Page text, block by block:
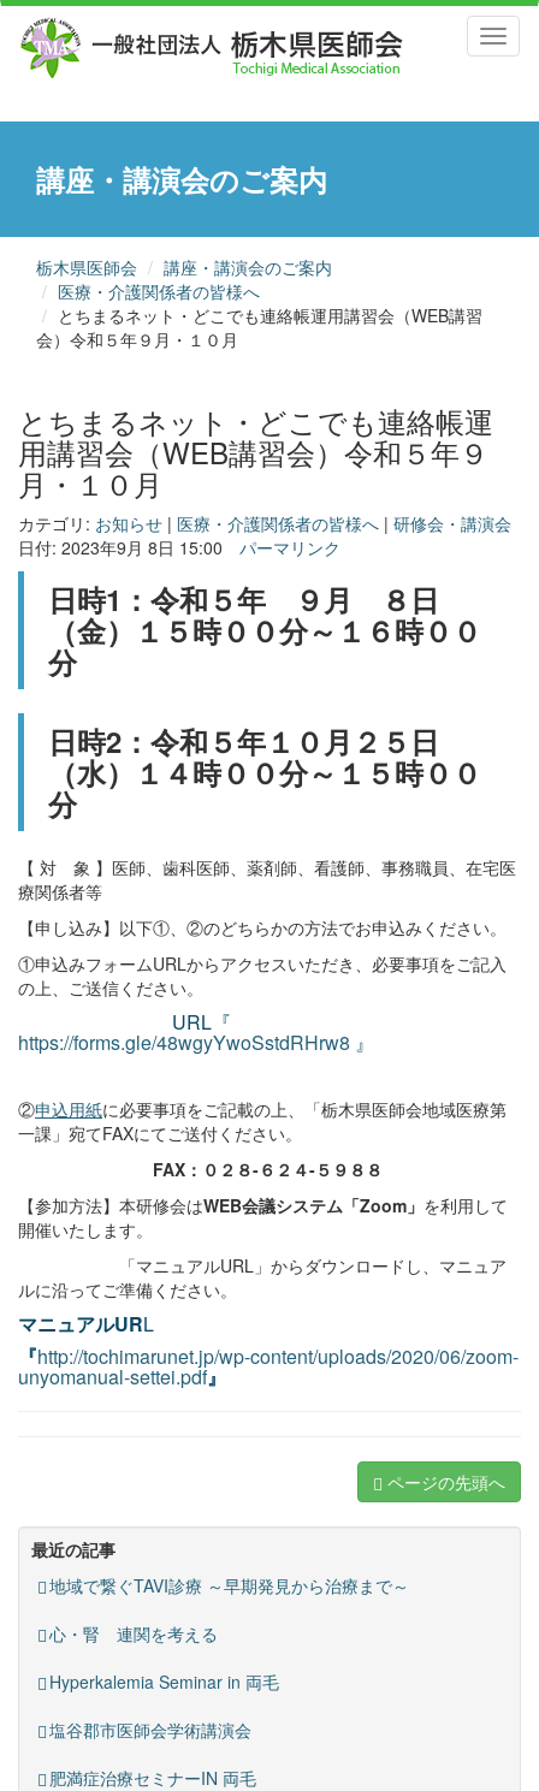
講座・講演会のご案内
栃木県医師会
講座・講演会のご案内
医療・介護関係者の皆様へ
とちまるネット・どこでも連絡帳運用講習会（WEB講習
会）令和５年９月・１０月
とちまるネット・どこでも連絡帳運
用講習会（WEB講習会）令和５年９
月・１０月
カテゴリ: お知らせ | 医療・介護関係者の皆様へ | 研修会・講演会
日付: 2023年9月 8日 15:00
パーマリンク
日時1：令和５年 ９月 ８日
（金）１５時００分～１６時００
分
日時2：令和５年１０月２５日
（水）１４時００分～１５時００
分
【 対 象 】医師、歯科医師、薬剤師、看護師、事務職員、在宅医
療関係者等
【申し込み】以下①、②のどちらかの方法でお申込みください。
①申込みフォームURLからアクセスいただき、必要事項をご記入
の上、ご送信ください。
URL『
https://forms.gle/48wgyYwoSstdRHrw8 』
②申込用紙に必要事項をご記載の上、「栃木県医師会地域医療第
一課」宛てFAXにてご送付ください。
FAX ：０２８-６２４-５９８８
【参加方法】本研修会はWEB会議システム「Zoom」 を利用して
開催いたします。
「マニュアルURL」からダウンロードし、マニュア
ルに沿ってご準備ください。
マニュアルURL
『http://tochimarunet.jp/wp-content/uploads/2020/06/zoom-
unyomanual-settei.pdf』
ページの先頭へ
最近の記事
地域で繋ぐTAVI診療 ～早期発見から治療まで～
心・腎 連関を考える
Hyperkalemia Seminar in 両毛
塩谷郡市医師会学術講演会
肥満症治療セミナーIN 両毛